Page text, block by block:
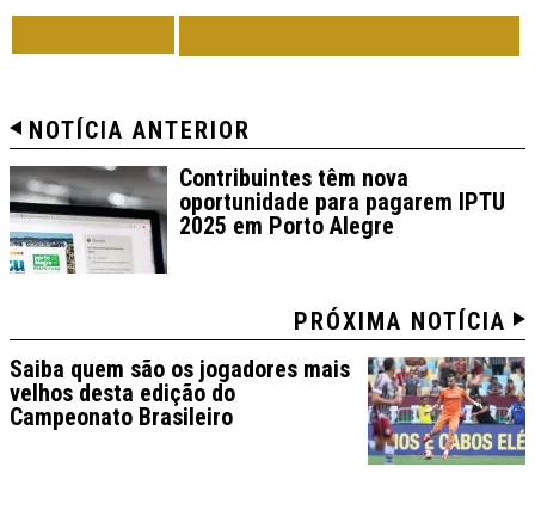
NOTÍCIA ANTERIOR
Contribuintes têm nova
oportunidade para pagarem IPTU
2025 em Porto Alegre
PRÓXIMA NOTÍCIA
Saiba quem são os jogadores mais
velhos desta edição do
Campeonato Brasileiro